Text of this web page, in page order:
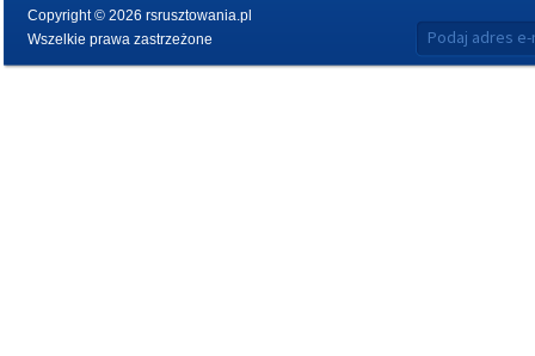
Copyright © 2026 rsrusztowania.pl
Wszelkie prawa zastrzeżone